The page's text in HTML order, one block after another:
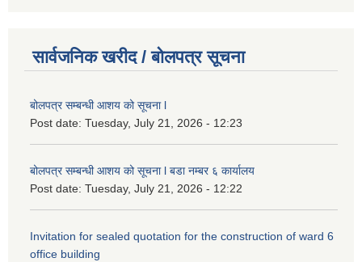
सार्वजनिक खरीद / बोलपत्र सूचना
बोलपत्र सम्बन्धी आशय को सूचना l
Post date: Tuesday, July 21, 2026 - 12:23
बोलपत्र सम्बन्धी आशय को सूचना l बडा नम्बर ६ कार्यालय
Post date: Tuesday, July 21, 2026 - 12:22
Invitation for sealed quotation for the construction of ward 6
office building